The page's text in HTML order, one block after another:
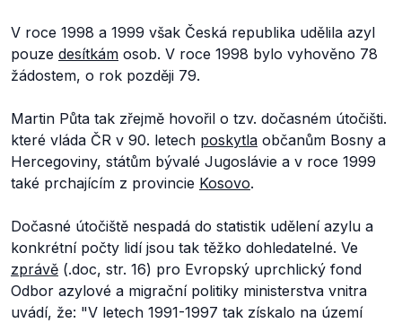
V roce 1998 a 1999 však Česká republika udělila azyl
pouze desítkám osob. V roce 1998 bylo vyhověno 78
žádostem, o rok později 79.
Martin Půta tak zřejmě hovořil o tzv. dočasném útočišti.
které vláda ČR v 90. letech poskytla občanům Bosny a
Hercegoviny, státům bývalé Jugoslávie a v roce 1999
také prchajícím z provincie Kosovo.
Dočasné útočiště nespadá do statistik udělení azylu a
konkrétní počty lidí jsou tak těžko dohledatelné. Ve
zprávě (.doc, str. 16) pro Evropský uprchlický fond
Odbor azylové a migrační politiky ministerstva vnitra
uvádí, že: "V letech 1991-1997 tak získalo na území